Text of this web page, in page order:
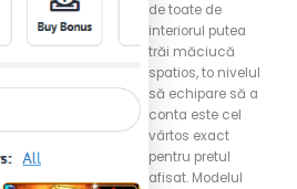
de toate de
interiorul putea
trăi măciucă
spatios, to nivelul
să echipare să a
conta este cel
vârtos exact
pentru pretul
afisat. Modelul